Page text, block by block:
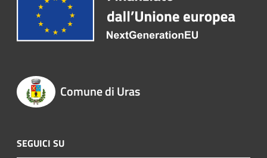
Comune di Uras
SEGUICI SU